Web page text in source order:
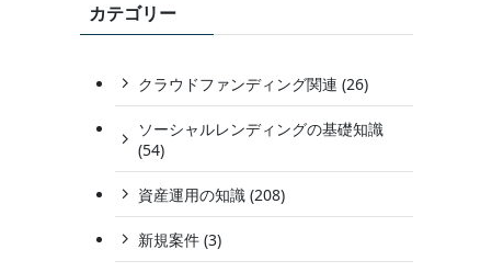
カテゴリー
クラウドファンディング関連 (26)
ソーシャルレンディングの基礎知識
(54)
資産運用の知識 (208)
新規案件 (3)